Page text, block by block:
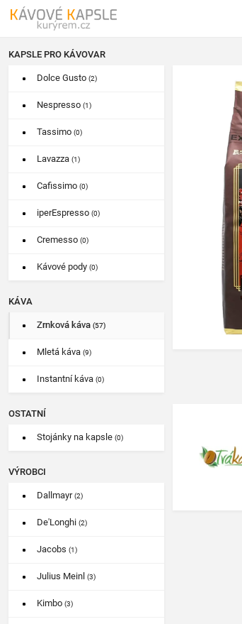
KAPSLE PRO KÁVOVAR
Dolce Gusto (2)
Nespresso (1)
Tassimo (0)
Lavazza (1)
Cafissimo (0)
iperEspresso (0)
Cremesso (0)
Kávové pody (0)
KÁVA
Zrnková káva (57)
Mletá káva (9)
Instantní káva (0)
OSTATNÍ
Stojánky na kapsle (0)
VÝROBCI
Dallmayr(2)
De'Longhi (2)
Jacobs (1)
Julius Meinl (3)
Kimbo (3)